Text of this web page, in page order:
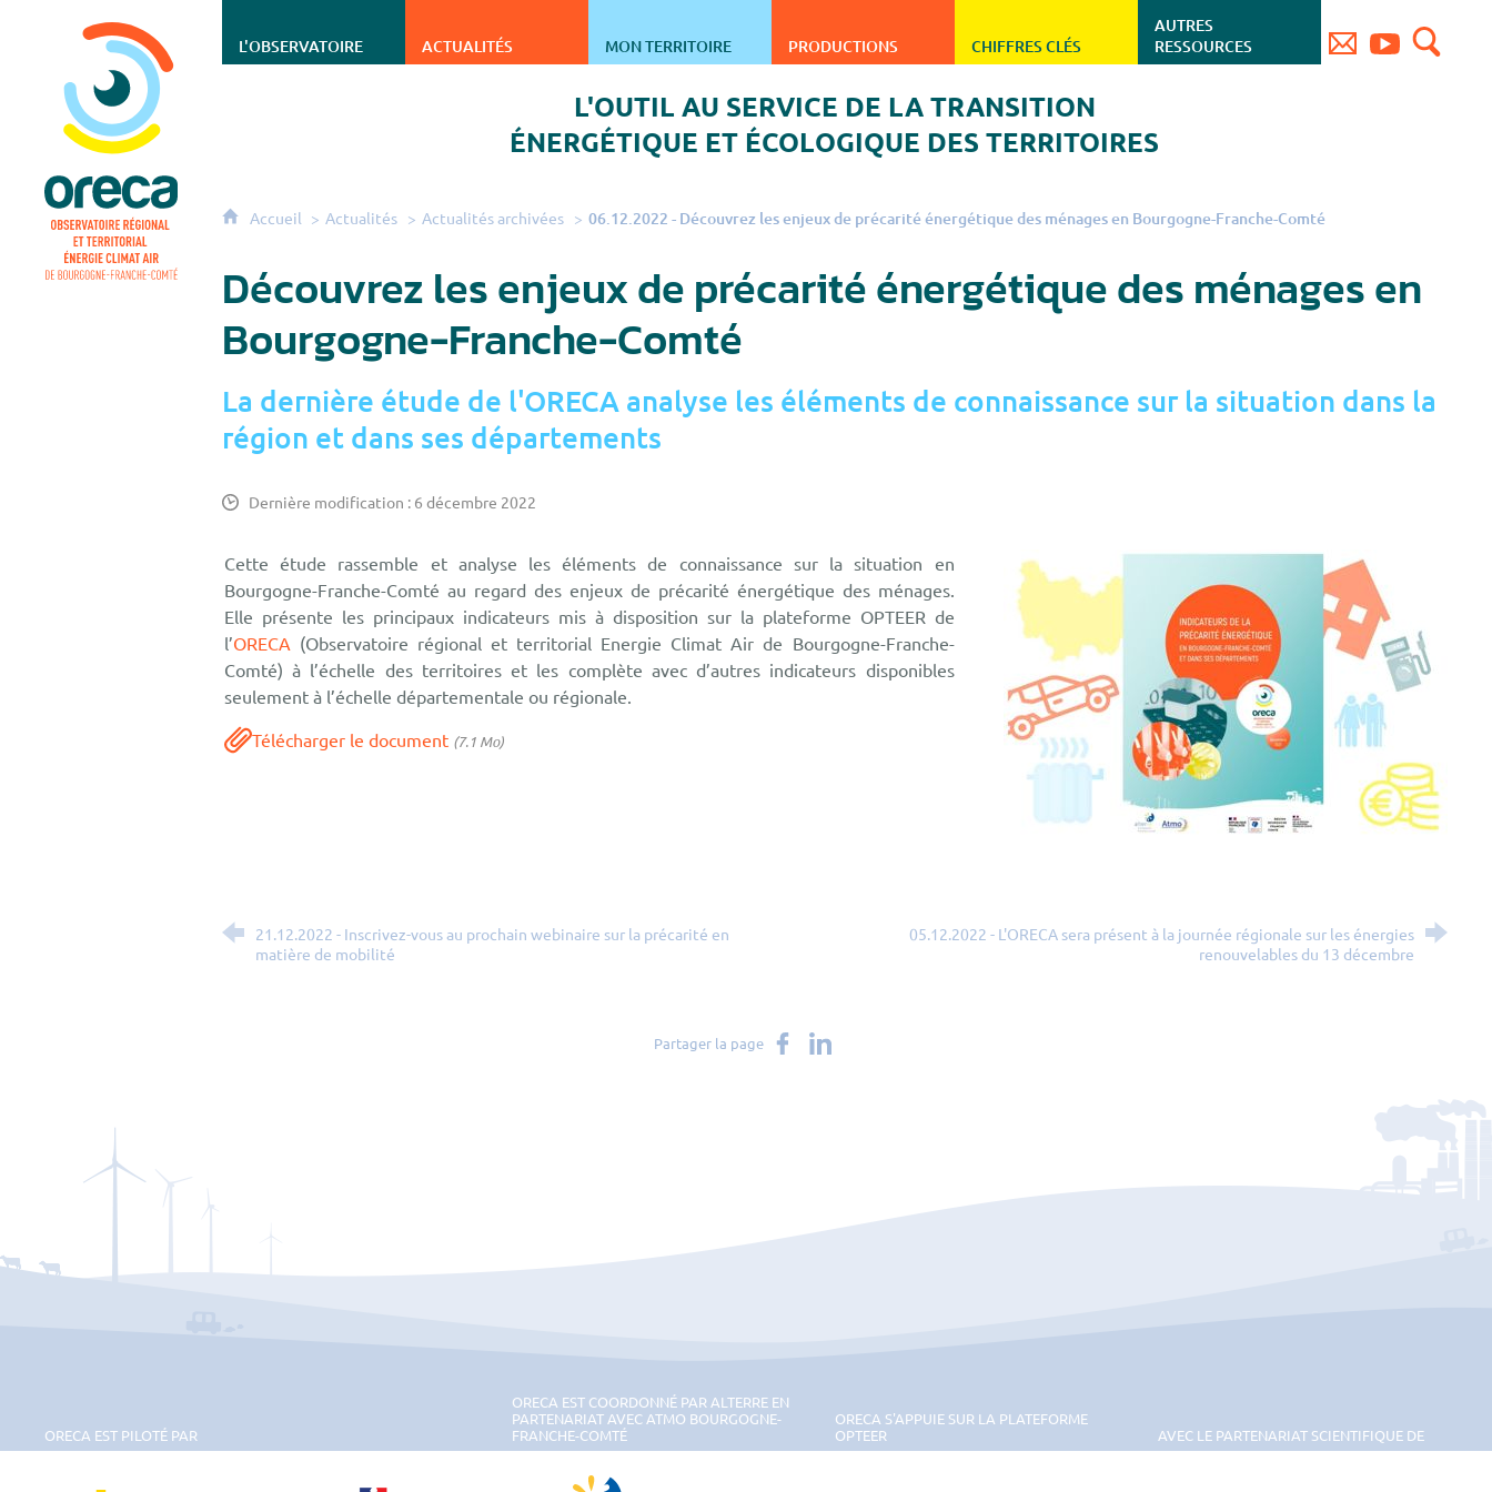
ORECA - Observatoire régional et territorial énergie climat air de Bourgogne-Franche-Comté
L'OUTIL AU SERVICE DE LA TRANSITION
ÉNERGÉTIQUE ET ÉCOLOGIQUE DES TERRITOIRES
L'OBSERVATOIRE ACTUALITÉS MON TERRITOIRE PRODUCTIONS CHIFFRES CLÉS
AUTRES
RESSOURCES
Accueil Actualités Actualités archivées 06.12.2022 - Découvrez les enjeux de précarité énergétique des ménages en Bourgogne-Franche-Comté
Découvrez les enjeux de précarité énergétique des ménages en
Bourgogne-Franche-Comté
La dernière étude de l'ORECA analyse les éléments de connaissance sur la situation dans la
région et dans ses départements
Dernière modification : 6 décembre 2022
Cette étude rassemble et analyse les éléments de connaissance sur la situation en
Bourgogne-Franche-Comté au regard des enjeux de précarité énergétique des ménages.
Elle présente les principaux indicateurs mis à disposition sur la plateforme OPTEER de
l’ORECA (Observatoire régional et territorial Energie Climat Air de Bourgogne-Franche-
Comté) à l’échelle des territoires et les complète avec d’autres indicateurs disponibles
seulement à l’échelle départementale ou régionale.
Télécharger le document (7.1 Mo)
21.12.2022 - Inscrivez-vous au prochain webinaire sur la précarité en
matière de mobilité
05.12.2022 - L'ORECA sera présent à la journée régionale sur les énergies
renouvelables du 13 décembre
Partager la page Partager sur Facebook
Partager sur LinkedIn
ORECA EST PILOTÉ PAR
ORECA EST COORDONNÉ PAR ALTERRE EN
PARTENARIAT AVEC ATMO BOURGOGNE-
FRANCHE-COMTÉ
ORECA S'APPUIE SUR LA PLATEFORME
OPTEER
AVEC LE PARTENARIAT SCIENTIFIQUE DE